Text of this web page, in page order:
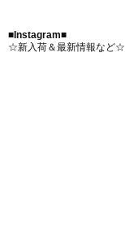
■Instagram■
☆新入荷＆最新情報など☆